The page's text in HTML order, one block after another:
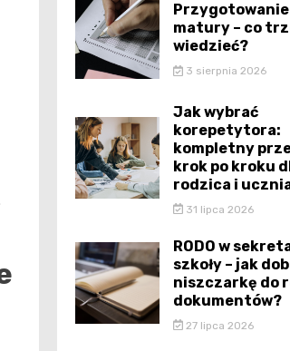
matury – co
wiedzieć?
3 sierpnia 2026
Jak wybrać
korepetytora:
kompletny
krok po kroku
rodzica i
31 lipca 2026
RODO w
szkoły – jak
niszczarkę do
dokumentów?
27 lipca 2026